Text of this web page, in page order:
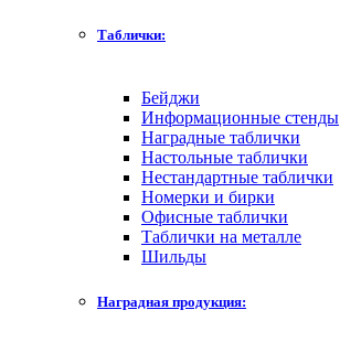
Таблички:
Бейджи
Информационные стенды
Наградные таблички
Настольные таблички
Нестандартные таблички
Номерки и бирки
Офисные таблички
Таблички на металле
Шильды
Наградная продукция: